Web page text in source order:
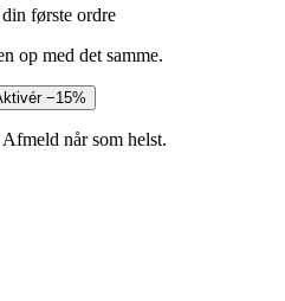
første ordre
op med det samme.
−15%
når som helst.